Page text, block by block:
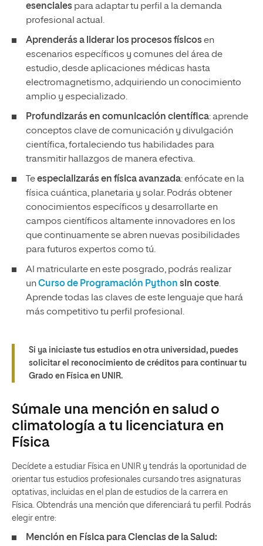
esenciales para adaptar tu perfil a la demanda
profesional actual.
Aprenderás a liderar los procesos físicosen
escenarios específicos y comunes del área de
estudio, desde aplicaciones médicas hasta
electromagnetismo, adquiriendo un conocimiento
amplio y especializado.
Profundizarás en comunicación científica: aprende
conceptos clave de comunicación y divulgación
científica, fortaleciendo tus habilidades para
transmitir hallazgos de manera efectiva.
Teespecializarás en física avanzada: enfócate en la
física cuántica, planetaria y solar. Podrás obtener
conocimientos específicos y desarrollarte en
campos científicos altamente innovadores en los
que continuamente se abren nuevas posibilidades
para futuros expertos como tú.
Al matricularte en este posgrado, podrás realizar
unCurso de Programación Python sin coste.
Aprende todas las claves de este lenguaje que hará
más competitivo tu perfil profesional.
Si ya iniciaste tus estudios en otra universidad, puedes
solicitar el reconocimiento de créditos para continuar tu
Grado en Física en UNIR.
Súmale una mención en salud o
climatología a tu licenciatura en
Física
Decídete a estudiar Física en UNIR y tendrás la oportunidad de
orientar tus estudios profesionales cursando tres asignaturas
optativas, incluidas en el plan de estudios de la carrera en
Física. Obtendrás una mención que diferenciará tu perfil. Podrás
elegir entre:
Mención en Física para Ciencias de la Salud: